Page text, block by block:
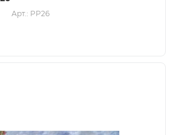
Арт.: РР26